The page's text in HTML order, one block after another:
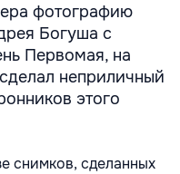
фотографию
Богуша с
Первомая, на
неприличный
этого
снимков, сделанных